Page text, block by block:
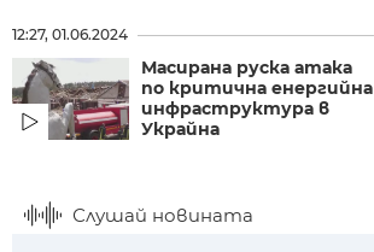
12:27, 01.06.2024
Масирана руска атака
по критична енергийна
инфраструктура в
Украйна
Слушай новината